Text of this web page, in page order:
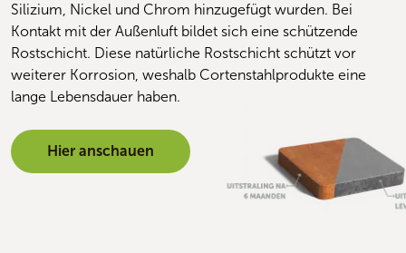
Silizium, Nickel und Chrom hinzugefügt wurden. Bei
Kontakt mit der Außenluft bildet sich eine schützende
Rostschicht. Diese natürliche Rostschicht schützt vor
weiterer Korrosion, weshalb Cortenstahlprodukte eine
lange Lebensdauer haben.
Hier anschauen